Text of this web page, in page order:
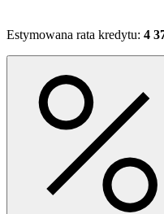
Estymowana rata kredytu: 4